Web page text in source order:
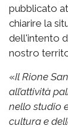
pubblicato
chiarire la
dell'intento
nostro
«Il Rione
all’attività
nello studio
cultura e